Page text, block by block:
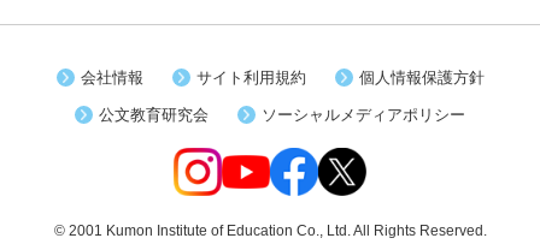
会社情報 サイト利用規約 個人情報保護方針
公文教育研究会 ソーシャルメディアポリシー
© 2001 Kumon Institute of Education Co., Ltd. All Rights Reserved.